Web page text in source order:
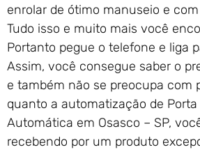
enrolar de ótimo manuseio e
Tudo isso e muito mais você
Portanto pegue o telefone e liga
Assim, você consegue saber o
e também não se preocupa com
quanto a automatização de Porta
Automática em Osasco – SP,
recebendo por um produto